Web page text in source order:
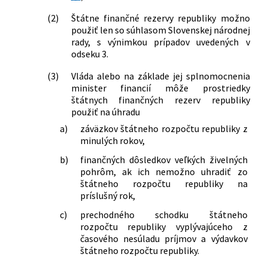
(2)
Štátne finančné rezervy republiky možno
použiť len so súhlasom Slovenskej národnej
rady, s výnimkou prípadov uvedených v
odseku 3.
(3)
Vláda alebo na základe jej splnomocnenia
minister financií môže prostriedky
štátnych finančných rezerv republiky
použiť na úhradu
a)
záväzkov štátneho rozpočtu republiky z
minulých rokov,
b)
finančných dôsledkov veľkých živelných
pohrôm, ak ich nemožno uhradiť zo
štátneho rozpočtu republiky na
príslušný rok,
c)
prechodného schodku štátneho
rozpočtu republiky vyplývajúceho z
časového nesúladu príjmov a výdavkov
štátneho rozpočtu republiky.